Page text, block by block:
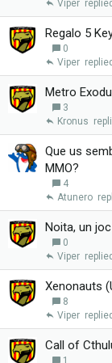
Viper
Regalo 5
0
Viper
Metro
3
Kronus
Que us
MMO?
4
Atunero
Noita, un
0
Viper
Xenonauts
8
Viper
Call of
1